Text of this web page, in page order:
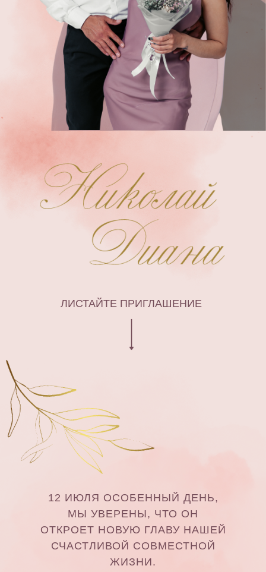
ЛИСТАЙТЕ ПРИГЛАШЕНИЕ
12 ИЮЛЯ ОСОБЕННЫЙ ДЕНЬ,
МЫ УВЕРЕНЫ, ЧТО ОН
ОТКРОЕТ НОВУЮ ГЛАВУ НАШЕЙ
СЧАСТЛИВОЙ СОВМЕСТНОЙ
ЖИЗНИ.